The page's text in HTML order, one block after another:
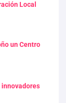
Local
un Centro
innovadores